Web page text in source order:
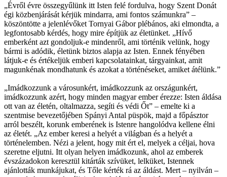
„Évről évre összegyűlünk itt Isten felé fordulva, hogy Szent Donát
égi közbenjárását kérjük mindarra, ami fontos számunkra” –
köszöntötte a jelenlévőket Tornyai Gábor plébános, aki elmondta, a
legfontosabb kérdés, hogy mire építjük az életünket. „Hívő
emberként azt gondoljuk-e mindenről, ami történik velünk, hogy
bármi is adódik, életünk biztos alapja az Isten. Ennek fényében
látjuk-e és értékeljük emberi kapcsolatainkat, tárgyainkat, amit
magunkénak mondhatunk és azokat a történéseket, amiket átélünk.”
„Imádkozzunk a városunkért, imádkozzunk az országunkért,
imádkozzunk azért, hogy minden magyar ember érezze: Isten áldása
ott van az életén, oltalmazza, segíti és védi Őt” – emelte ki a
szentmise bevezetőjében Spányi Antal püspök, majd a főpásztor
arról beszélt, korunk emberének is Istenre hangolódva kellene élni
az életét. „Az ember keresi a helyét a világban és a helyét a
történelemben. Nézi a jelent, hogy mit ért el, melyek a céljai, hova
szeretne eljutni. Itt olyan helyen imádkozunk, ahol az emberek
évszázadokon keresztül kitárták szívüket, lelküket, Istennek
ajánlották munkájukat, és Tőle kérték rá az áldást. Mert – nyilván –